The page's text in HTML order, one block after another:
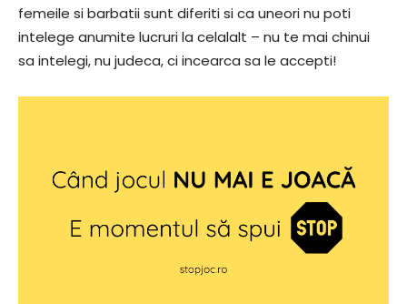
femeile si barbatii sunt diferiti si ca uneori nu poti
intelege anumite lucruri la celalalt – nu te mai chinui
sa intelegi, nu judeca, ci incearca sa le accepti!